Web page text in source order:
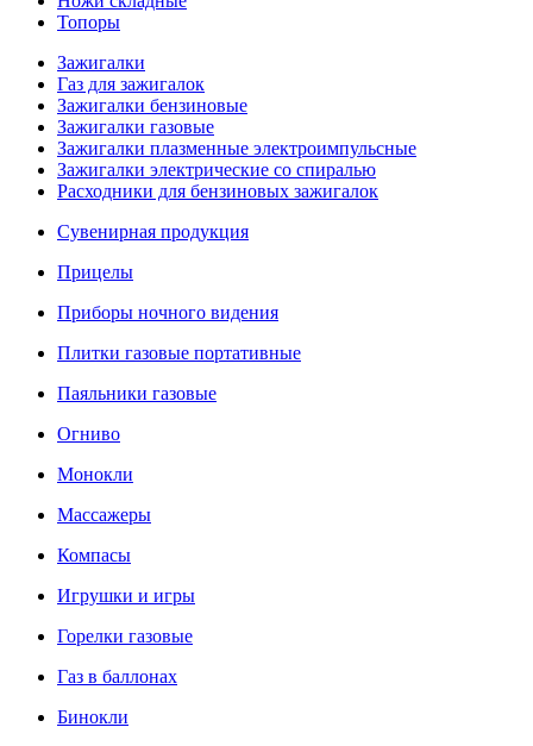
Топоры
Зажигалки
Газ для зажигалок
Зажигалки бензиновые
Зажигалки газовые
Зажигалки плазменные электроимпульсные
Зажигалки электрические со спиралью
Расходники для бензиновых зажигалок
Сувенирная продукция
Прицелы
Приборы ночного видения
Плитки газовые портативные
Паяльники газовые
Огниво
Монокли
Массажеры
Компасы
Игрушки и игры
Горелки газовые
Газ в баллонах
Бинокли